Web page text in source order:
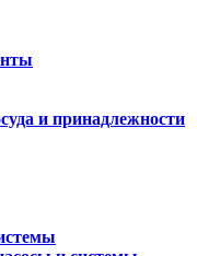
и принадлежности